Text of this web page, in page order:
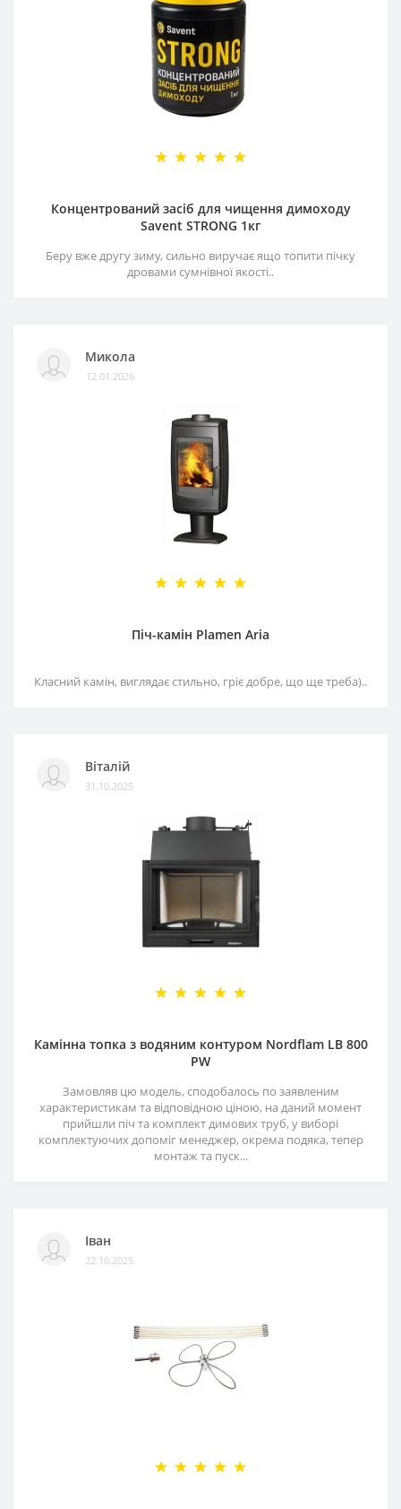
Концентрований засіб для чищення димоходу
Savent STRONG 1кг
Беру вже другу зиму, сильно виручає ящо топити пічку
дровами сумнівної якості..
Микола
12.01.2026
Піч-камін Plamen Aria
Класний камін, виглядає стильно, гріє добре, що ще треба)..
Віталій
31.10.2025
Камінна топка з водяним контуром Nordflam LB 800
PW
Замовляв цю модель, сподобалось по заявленим
характеристикам та відповідною ціною, на даний момент
прийшли піч та комплект димових труб, у виборі
комплектуючих допоміг менеджер, окрема подяка, тепер
монтаж та пуск...
Іван
22.10.2025